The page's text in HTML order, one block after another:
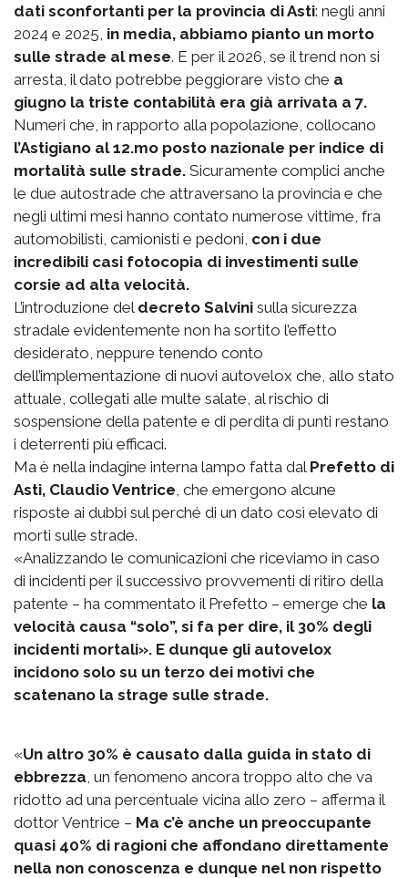
dati sconfortanti per la provincia di Asti: negli anni
2024 e 2025, in media, abbiamo pianto un morto
sulle strade al mese. E per il 2026, se il trend non si
arresta, il dato potrebbe peggiorare visto che a
giugno la triste contabilità era già arrivata a 7.
Numeri che, in rapporto alla popolazione, collocano
l’Astigiano al 12.mo posto nazionale per indice di
mortalità sulle strade. Sicuramente complici anche
le due autostrade che attraversano la provincia e che
negli ultimi mesi hanno contato numerose vittime, fra
automobilisti, camionisti e pedoni, con i due
incredibili casi fotocopia di investimenti sulle
corsie ad alta velocità.
L’introduzione del decreto Salvini sulla sicurezza
stradale evidentemente non ha sortito l’effetto
desiderato, neppure tenendo conto
dell’implementazione di nuovi autovelox che, allo stato
attuale, collegati alle multe salate, al rischio di
sospensione della patente e di perdita di punti restano
i deterrenti più efficaci.
Ma è nella indagine interna lampo fatta dal Prefetto di
Asti, Claudio Ventrice , che emergono alcune
risposte ai dubbi sul perché di un dato così elevato di
morti sulle strade.
«Analizzando le comunicazioni che riceviamo in caso
di incidenti per il successivo provvementi di ritiro della
patente – ha commentato il Prefetto – emerge che la
velocità causa “solo”, si fa per dire, il 30% degli
incidenti mortali». E dunque gli autovelox
incidono solo su un terzo dei motivi che
scatenano la strage sulle strade.
«Un altro 30% è causato dalla guida in stato di
ebbrezza , un fenomeno ancora troppo alto che va
ridotto ad una percentuale vicina allo zero – afferma il
dottor Ventrice – Ma c’è anche un preoccupante
quasi 40% di ragioni che affondano direttamente
nella non conoscenza e dunque nel non rispetto